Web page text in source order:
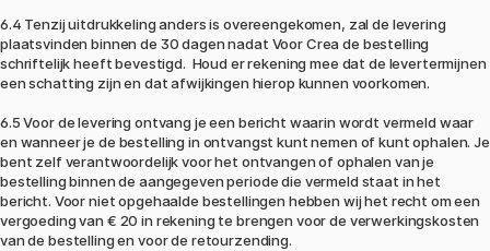
6.4 Tenzij uitdrukkeling anders is overeengekomen, zal de levering
plaatsvinden binnen de 30 dagen nadat Voor Crea de bestelling
schriftelijk heeft bevestigd. Houd er rekening mee dat de levertermijnen
een schatting zijn en dat afwijkingen hierop kunnen voorkomen.
6.5 Voor de levering ontvang je een bericht waarin wordt vermeld waar
en wanneer je de bestelling in ontvangst kunt nemen of kunt ophalen. Je
bent zelf verantwoordelijk voor het ontvangen of ophalen van je
bestelling binnen de aangegeven periode die vermeld staat in het
bericht. Voor niet opgehaalde bestellingen hebben wij het recht om een
vergoeding van € 20 in rekening te brengen voor de verwerkingskosten
van de bestelling en voor de retourzending.